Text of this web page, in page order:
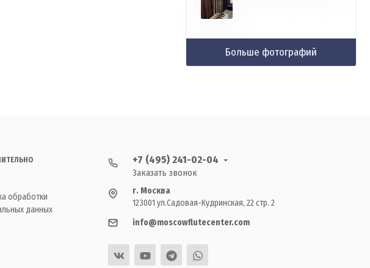
Больше фотографий
обработки
данных
+7 (495) 241-02-04
Заказать звонок
г. Москва
123001 ул.Садовая-Кудринская, 22 стр. 2
info@moscowflutecenter.com